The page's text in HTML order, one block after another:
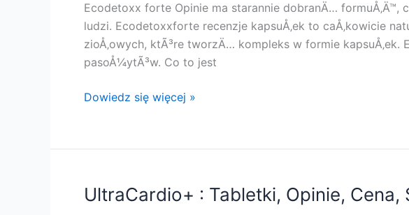
Kup
!!
Ecodetoxx forte Opinie ma starannie dobranÄ…
ludzi. Ecodetoxxforte recenzje kapsuÅ‚ek to caÅ‚kowicie
zioÅ‚owych, ktÃ³re tworzÄ… kompleks w formie
pasoÅ¼ytÃ³w. Co to jest
Ecodetoxx
Opinie,
DziaÅ‚a,
KorzyÅ›ci,
Dowiedz się więcej »
UltraCardio+ : Tabletki, Opinie, Cena,